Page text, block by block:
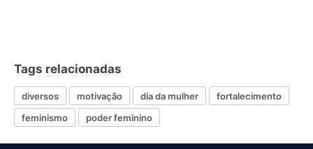
Tags relacionadas
diversos motivação dia da mulher
fortalecimento
feminismo
poder feminino